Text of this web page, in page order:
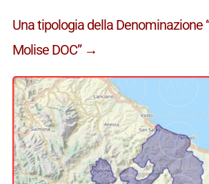
Una tipologia della Denominazione
Molise DOC” →